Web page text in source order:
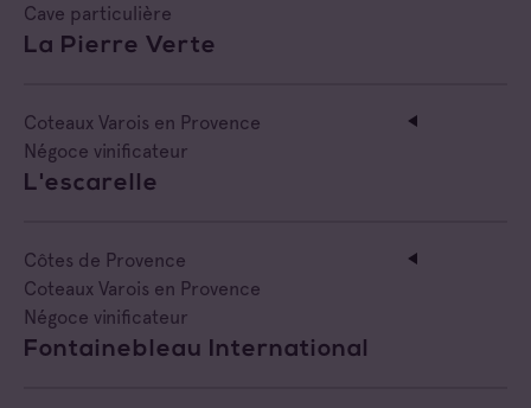
Cave particulière
La Pierre Verte
Coteaux Varois en Provence
Négoce vinificateur
L'escarelle
Côtes de Provence
Coteaux Varois en Provence
Négoce vinificateur
Fontainebleau International